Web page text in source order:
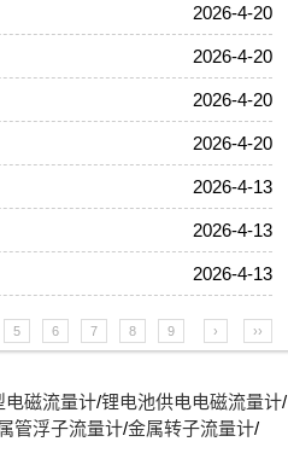
2026-4-20
2026-4-20
2026-4-20
2026-4-20
2026-4-13
2026-4-13
2026-4-13
5 6 7 8 9 › ››
电磁流量计/锂电池供电电磁流量计/
管浮子流量计/金属转子流量计/